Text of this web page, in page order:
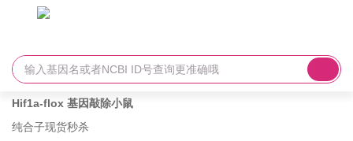
Hif1a-flox 基因敲除小鼠
纯合子现货秒杀